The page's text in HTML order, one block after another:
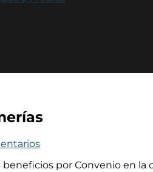
beneficios por Convenio en